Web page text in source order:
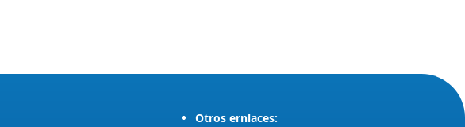
Otros ernlaces: